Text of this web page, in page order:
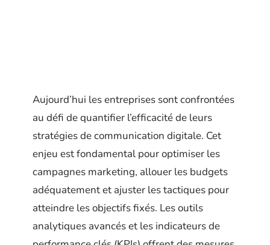
Aujourd’hui les entreprises sont confrontées
au défi de quantifier l’efficacité de leurs
stratégies de communication digitale. Cet
enjeu est fondamental pour optimiser les
campagnes marketing, allouer les budgets
adéquatement et ajuster les tactiques pour
atteindre les objectifs fixés. Les outils
analytiques avancés et les indicateurs de